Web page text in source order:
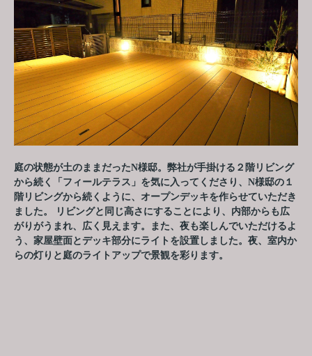
庭の状態が土のままだったN様邸。弊社が手掛ける２階リビング
から続く「フィールテラス」を気に入ってくださり、N様邸の１
階リビングから続くように、オープンデッキを作らせていただき
ました。 リビングと同じ高さにすることにより、内部からも広
がりがうまれ、広く見えます。また、夜も楽しんでいただけるよ
う、家屋壁面とデッキ部分にライトを設置しました。夜、室内か
らの灯りと庭のライトアップで景観を彩ります。